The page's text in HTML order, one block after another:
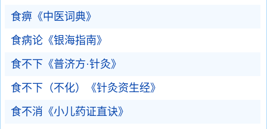
食痹《中医词典》
食病论《银海指南》
食不下《普济方·针灸》
食不下（不化）《针灸资生经》
食不消《小儿药证直诀》